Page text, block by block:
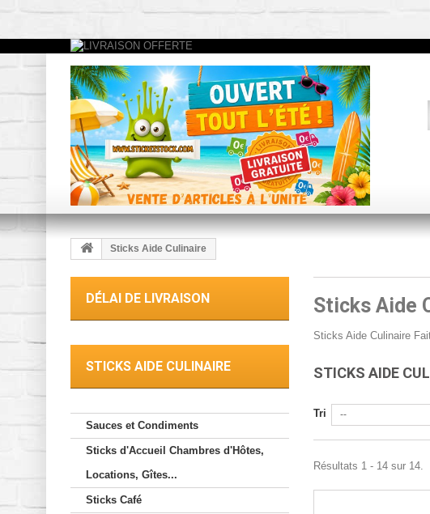
Sticks Aide Culinaire
DÉLAI DE LIVRAISON
STICKS AIDE CULINAIRE
Sauces et Condiments
Sticks d'Accueil Chambres d'Hôtes,
Locations, Gîtes...
Sticks Café
Sticks Aide
Sticks Aide Culinaire
STICKS AIDE
Tri --
Résultats 1 - 14 sur 14.